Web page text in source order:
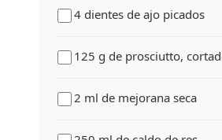
4 dientes de ajo picados
125 g de prosciutto,
2 ml de mejorana seca